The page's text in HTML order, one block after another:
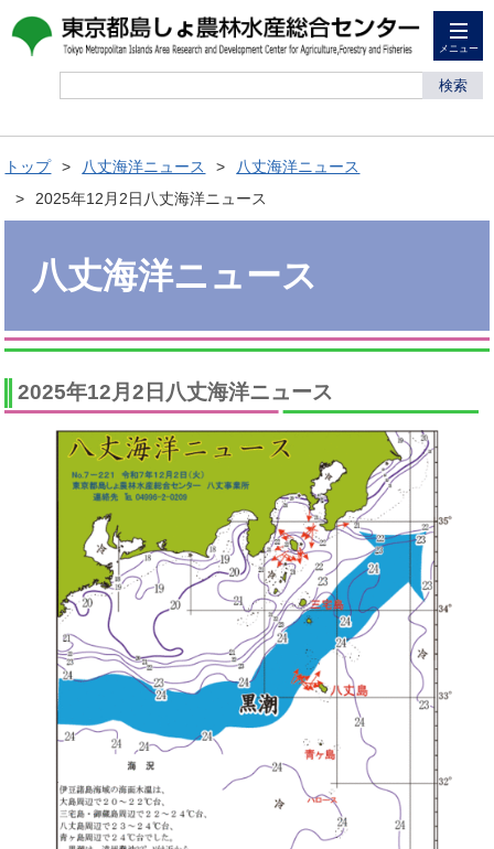
メニュー
検索
トップ 八丈海洋ニュース
八丈海洋ニュース
2025年12月2日八丈海洋ニュース
八丈海洋ニュース
2025年12月2日八丈海洋ニュース